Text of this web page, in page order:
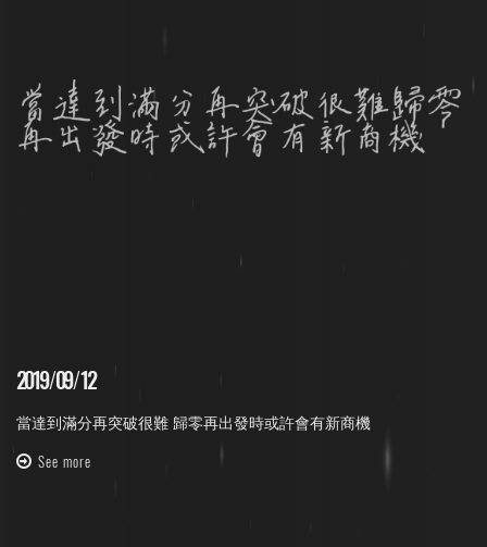
2019/09/12
當達到滿分再突破很難 歸零再出發時或許會有新商機
See more